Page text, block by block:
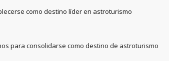
como destino líder en astroturismo
para consolidarse como destino de astroturismo